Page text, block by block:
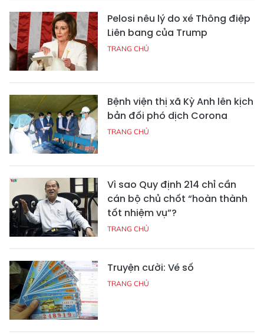
Pelosi nêu lý do xé Thông điệp
Liên bang của Trump
TRANG CHỦ
Bệnh viện thị xã Kỳ Anh lên kịch
bản đối phó dịch Corona
TRANG CHỦ
Vì sao Quy định 214 chỉ cần
cán bộ chủ chốt “hoàn thành
tốt nhiệm vụ”?
TRANG CHỦ
Truyện cười: Vé số
TRANG CHỦ